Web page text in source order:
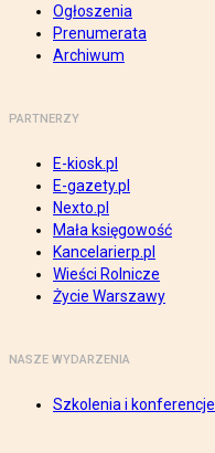
Ogłoszenia
Prenumerata
Archiwum
PARTNERZY
E-kiosk.pl
E-gazety.pl
Nexto.pl
Mała księgowość
Kancelarierp.pl
Wieści Rolnicze
Życie Warszawy
NASZE WYDARZENIA
Szkolenia i konferencje